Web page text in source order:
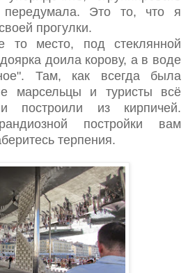
Это то, что я
прогулки.
то место, под стеклянной
доила корову, а в воде
Там, как всегда была
марсельцы и туристы всё
построили из кирпичей.
постройки вам
терпения.